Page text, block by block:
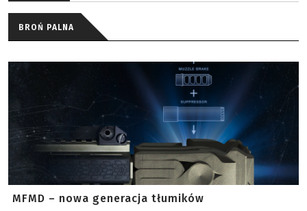
BROŃ PALNA
MFMD – nowa generacja tłumików